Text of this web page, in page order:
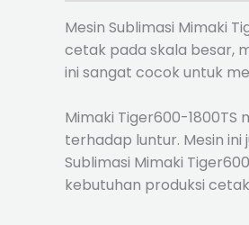
Mesin Sublimasi Mimaki
cetak pada skala besar,
ini sangat cocok untuk
Mimaki Tiger600-
terhadap luntur. Mesin
Sublimasi Mimaki
kebutuhan produksi